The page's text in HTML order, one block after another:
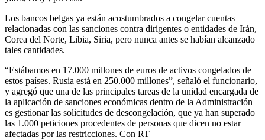
Los bancos belgas ya están acostumbrados a congelar cuentas
relacionadas con las sanciones contra dirigentes o entidades de Irán,
Corea del Norte, Libia, Siria, pero nunca antes se habían alcanzado
tales cantidades.
“Estábamos en 17.000 millones de euros de activos congelados de
estos países. Rusia está en 250.000 millones”, señaló el funcionario,
y agregó que una de las principales tareas de la unidad encargada de
la aplicación de sanciones económicas dentro de la Administración
es gestionar las solicitudes de descongelación, que ya han superado
las 1.000 peticiones procedentes de personas que dicen no estar
afectadas por las restricciones. Con RT